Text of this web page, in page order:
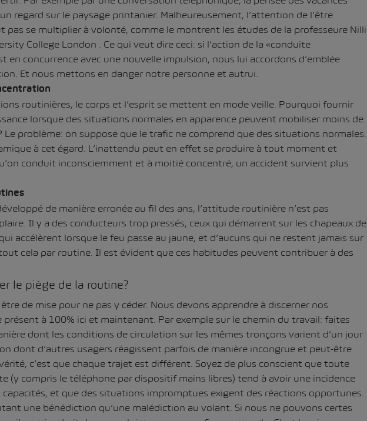
regard sur le paysage printanier. Malheureusement, l’attention de l’être
pas se multiplier à volonté, comme le montrent les études de la professeure Nilli
College London . Ce qui veut dire ceci: si l’action de la «conduite
en concurrence avec une nouvelle impulsion, nous lui accordons d’emblée
Et nous mettons en danger notre personne et autrui.
routinières, le corps et l’esprit se mettent en mode veille. Pourquoi fournir
lorsque des situations normales en apparence peuvent mobiliser moins de
Le problème: on suppose que le trafic ne comprend que des situations normales.
à cet égard. L’inattendu peut en effet se produire à tout moment et
conduit inconsciemment et à moitié concentré, un accident survient plus
de manière erronée au fil des ans, l’attitude routinière n’est pas
Il y a des conducteurs trop pressés, ceux qui démarrent sur les chapeaux de
accélèrent lorsque le feu passe au jaune, et d’aucuns qui ne restent jamais sur
cela par routine. Il est évident que ces habitudes peuvent contribuer à des
le piège de la routine?
de mise pour ne pas y céder. Nous devons apprendre à discerner nos
présent à 100% ici et maintenant. Par exemple sur le chemin du travail: faites
dont les conditions de circulation sur les mêmes tronçons varient d’un jour
dont d’autres usagers réagissent parfois de manière incongrue et peut-être
c’est que chaque trajet est différent. Soyez de plus conscient que toute
(y compris le téléphone par dispositif mains libres) tend à avoir une incidence
capacités, et que des situations impromptues exigent des réactions opportunes.
une bénédiction qu’une malédiction au volant. Si nous ne pouvons certes